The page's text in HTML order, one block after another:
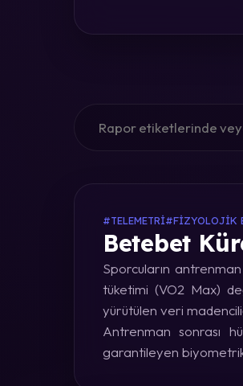
#TELEMETRI#FIZYOLOJIK
Betebet
Sporcuların
tüketimi (VO2 Max)
yürütülen veri
Antrenman sonrası
garantileyen